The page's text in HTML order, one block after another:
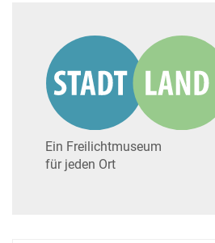
Ein Freilichtmuseum
für jeden Ort